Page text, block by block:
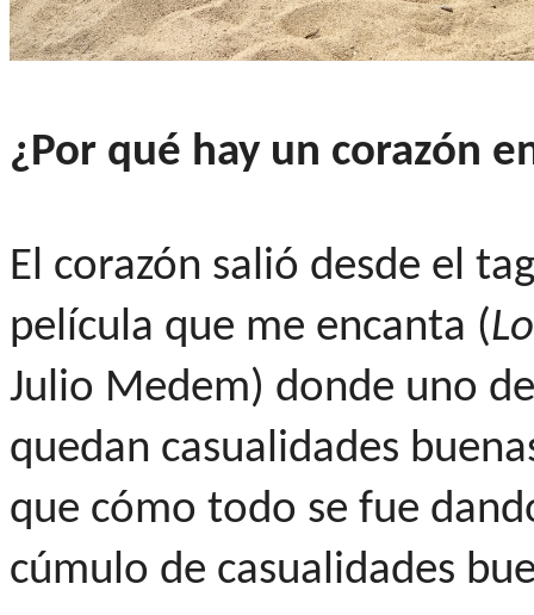
¿Por qué hay un corazón
El corazón salió desde el
película que me encanta (
Julio Medem) donde uno
quedan casualidades
que cómo todo se fue
cúmulo de casualidades